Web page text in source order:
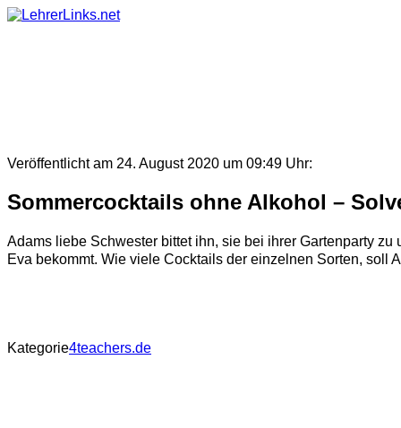
Skip
Veröffentlicht am 24. August 2020 um 09:49 Uhr:
Sommercocktails ohne Alkohol –
Adams liebe Schwester bittet ihn, sie bei ihrer Gartenparty
Eva bekommt. Wie viele Cocktails der einzelnen Sorten, soll
Kategorie4teachers.de